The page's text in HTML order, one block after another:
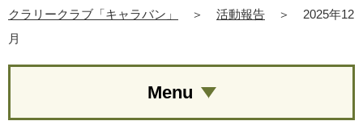
クラリークラブ「キャラバン」
＞ 活動報告 ＞
2025年12
月
Menu